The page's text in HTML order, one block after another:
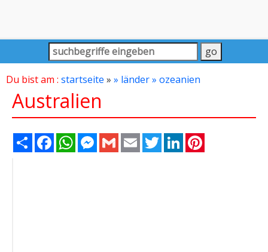
Du bist am : startseite » » länder» ozeanien
Australien
Share FacebookWhatsAppMessenger
Gmail Email TwitterLinkedIn